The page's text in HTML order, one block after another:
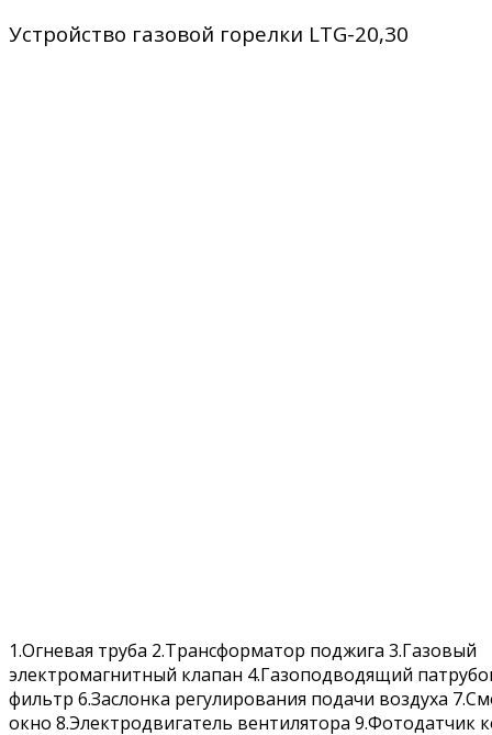
Устройство газовой горелки LTG-20,30
1.Огневая труба 2.Трансформатор поджига 3.Газовый
электромагнитный клапан 4.Газоподводящий
фильтр 6.Заслонка регулирования подачи воздуха
окно 8.Электродвигатель вентилятора 9.Фотодатчик